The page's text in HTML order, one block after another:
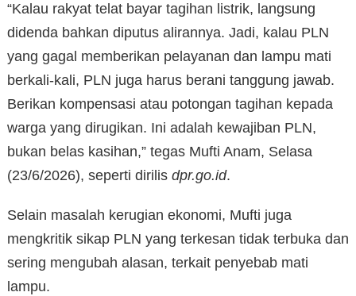
“Kalau rakyat telat bayar tagihan listrik, langsung
didenda bahkan diputus alirannya. Jadi, kalau PLN
yang gagal memberikan pelayanan dan lampu mati
berkali-kali, PLN juga harus berani tanggung jawab.
Berikan kompensasi atau potongan tagihan kepada
warga yang dirugikan. Ini adalah kewajiban PLN,
bukan belas kasihan,” tegas Mufti Anam, Selasa
(23/6/2026), seperti dirilis dpr.go.id.
Selain masalah kerugian ekonomi, Mufti juga
mengkritik sikap PLN yang terkesan tidak terbuka dan
sering mengubah alasan, terkait penyebab mati
lampu.